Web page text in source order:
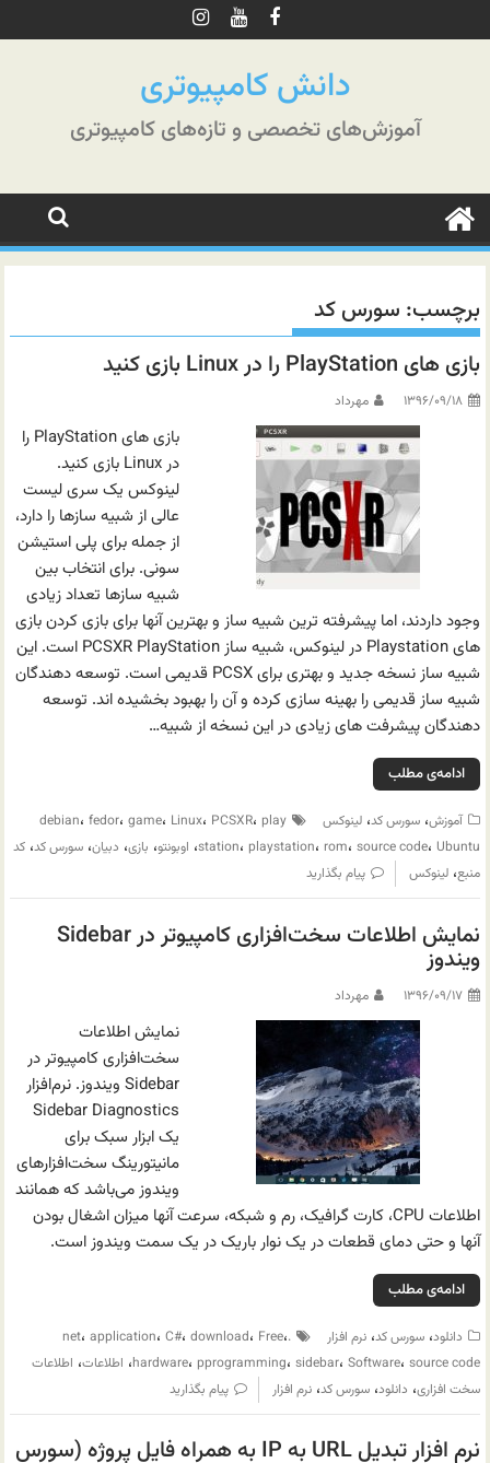
به
دانش کامپیوتری
آموزش‌های تخصصی و تازه‌های کامپیوتری
برچسب: سورس کد
بازی های PlayStation را در Linux بازی کنید
۱۳۹۶/۰۹/۱۸ مهرداد
بازی های PlayStation را
در Linux بازی کنید.
لینوکس یک سری لیست
عالی از شبیه سازها را دارد،
از جمله برای پلی استیشن
سونی. برای انتخاب بین
شبیه سازها تعداد زیادی
وجود داردند، اما پیشرفته ترین شبیه ساز و بهترین آنها برای بازی کردن بازی
های Playstation در لینوکس، شبیه ساز PCSXR PlayStation است. این
شبیه ساز نسخه جدید و بهتری برای PCSX قدیمی است. توسعه دهندگان
شبیه ساز قدیمی را بهینه سازی کرده و آن را بهبود بخشیده اند. توسعه
دهندگان پیشرفت های زیادی در این نسخه از شبیه…
ادامه‌ی مطلب
آموزش،سورس کد،لینوکس debian، fedor، game، Linux، PCSXR، play
station، playstation، rom، source code، Ubuntu ، اوبونتو، بازی، دبیان،سورس کد،کد
منبع،لینوکس پیام بگذارید
نمایش اطلاعات سخت‌افزاری کامپیوتر در Sidebar
ویندوز
۱۳۹۶/۰۹/۱۷ مهرداد
نمایش اطلاعات
سخت‌افزاری کامپیوتر در
Sidebar ویندوز. نرم‌افزار
Sidebar Diagnostics
یک ابزار سبک برای
مانیتورینگ سخت‌افزارهای
ویندوز می‌باشد که همانند
اطلاعات CPU، کارت گرافیک، رم و شبکه، سرعت آنها میزان اشغال بودن
آنها و حتی دمای قطعات در یک نوار باریک در یک سمت ویندوز است.
ادامه‌ی مطلب
دانلود،سورس کد،نرم افزار .net ، application، C#، download، Free،
hardware، pprogramming، sidebar، Software، source code ، اطلاعات، اطلاعات
سخت افزاری، دانلود،سورس کد،نرم افزار پیام بگذارید
نرم افزار تبدیل URL به IP به همراه فایل پروژه (سورس